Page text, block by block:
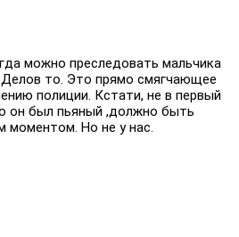
можно преследовать мальчика
Делов то. Это прямо смягчающее
полиции. Кстати, не в первый
он был пьяный ,должно быть
моментом. Но не у нас.